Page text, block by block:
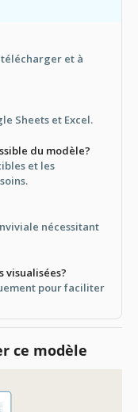
et à
Sheets et Excel.
du modèle?
et les
nécessitant
visualisées?
pour faciliter
ce modèle